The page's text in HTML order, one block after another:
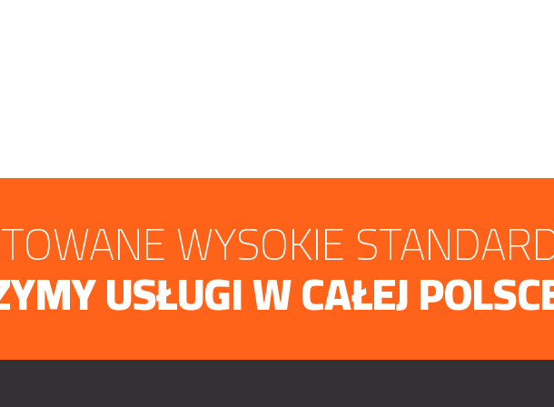
WYSOKIE
USŁUGI W CAŁEJ